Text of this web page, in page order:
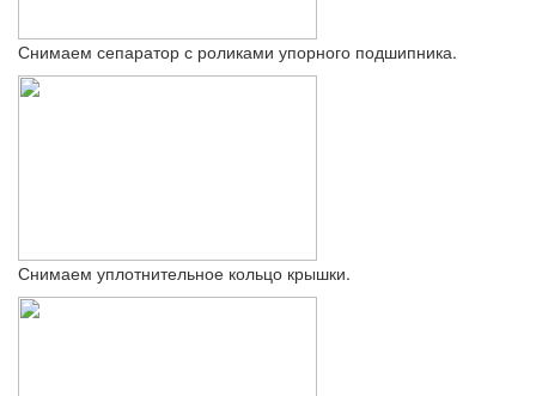
Снимаем сепаратор с роликами упорного подшипника.
Снимаем уплотнительное кольцо крышки.